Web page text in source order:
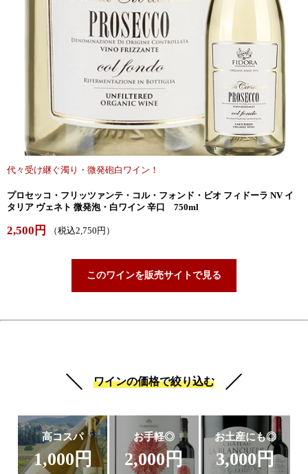
代々受け継ぐ濁り・微発砲白ワイン！
プロセッコ・フリッツァンテ・コル・フォンド・ビオ フィドーラ NV イ
タリア ヴェネト 微発泡・白ワイン 辛口 750ml
2,500円 （税込2,750円）
このワインを販売サイトで見る
ワインの価格で絞り込む
高コスパ
1,000円
お手軽◎
2,000円
お土産にも◎
3,000円